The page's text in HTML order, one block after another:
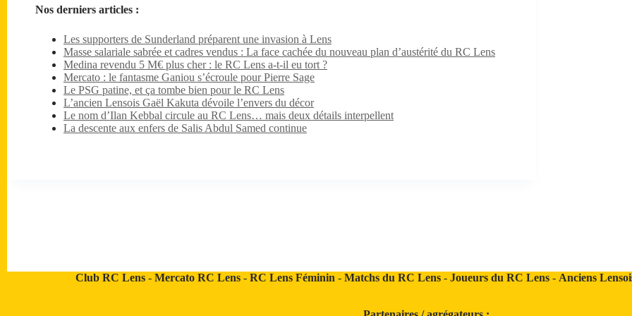
Nos derniers articles :
Les supporters de Sunderland préparent une invasion à Lens
Masse salariale sabrée et cadres vendus : La face cachée du nouveau plan d’austérité du RC Lens
Medina revendu 5 M€ plus cher : le RC Lens a-t-il eu tort ?
Mercato : le fantasme Ganiou s’écroule pour Pierre Sage
Le PSG patine, et ça tombe bien pour le RC Lens
L’ancien Lensois Gaël Kakuta dévoile l’envers du décor
Le nom d’Ilan Kebbal circule au RC Lens… mais deux détails interpellent
La descente aux enfers de Salis Abdul Samed continue
Club RC Lens- Mercato RC Lens- RC Lens Féminin - Matchs du RC Lens- Joueurs du RC Lens- Anciens